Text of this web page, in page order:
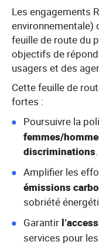
Les engagements
environnementale)
feuille de route du
objectifs de
usagers et des
Cette feuille de
fortes :
Poursuivre la
femmes/
discriminations.
Amplifier les
émissions
sobriété
Garantir
services pour